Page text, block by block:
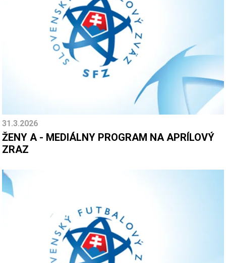
31.3.2026
ŽENY A - MEDIÁLNY PROGRAM NA APRÍLOVÝ
ZRAZ